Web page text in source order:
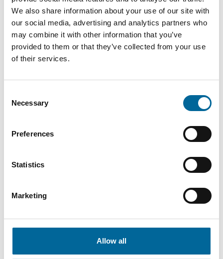
We also share information about your use of our site with
our social media, advertising and analytics partners who
may combine it with other information that you’ve
provided to them or that they’ve collected from your use
of their services.
Selection
Necessary
Preferences
Statistics
Marketing
Allow all
CEO | Amokabel GmbH
mario.schnepper@amokabel.de